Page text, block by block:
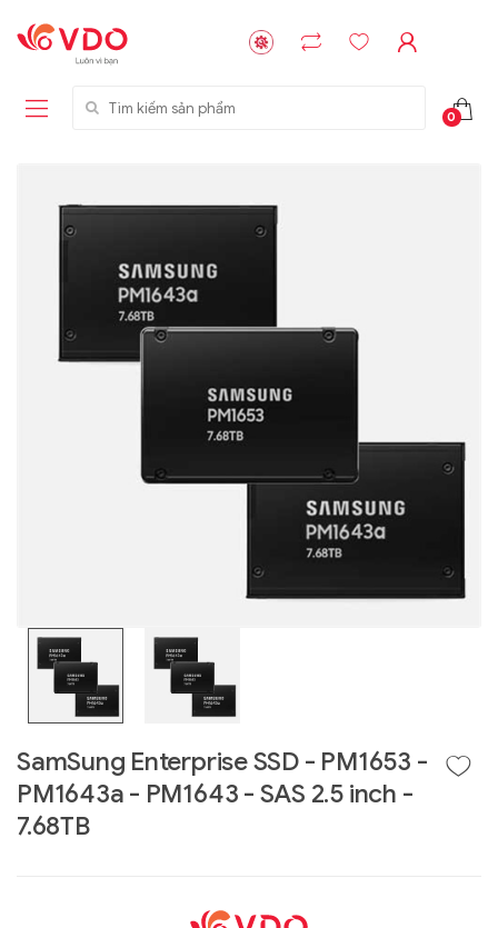
Tìm kiếm sản phẩm
0
SamSung Enterprise SSD - PM1653 -
PM1643a - PM1643 - SAS 2.5 inch -
7.68TB
Liên hệ
Storage Micron -
64GB - 15.36TB